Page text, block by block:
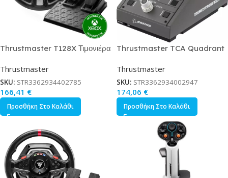
Thrustmaster T128X Τιμονιέρα
/ Xbox Series X/S
Thrustmaster
SKU: STR3362934402785
166,41 €
Προσθήκη Στο Καλάθι
Thrustmaster TCA Quadrant
Thrustmaster
SKU: STR3362934002947
174,06 €
Προσθήκη Στο Καλάθι